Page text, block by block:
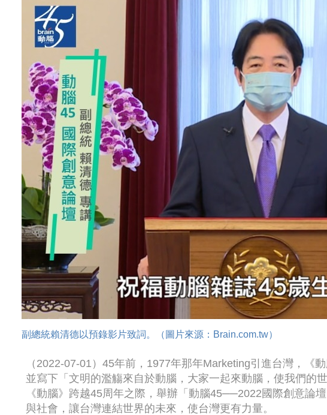
副總統賴清德以預錄影片致詞。（圖片來源：Brain.com.tw）
（2022-07-01）45年前，1977年那年Marketing引進台灣，《
並寫下「文明的濫觴來自於動腦，大家一起來動腦，使我們的
《動腦》跨越45周年之際，舉辦「動腦45──2022國際創意論
與社會，讓台灣連結世界的未來，使台灣更有力量。